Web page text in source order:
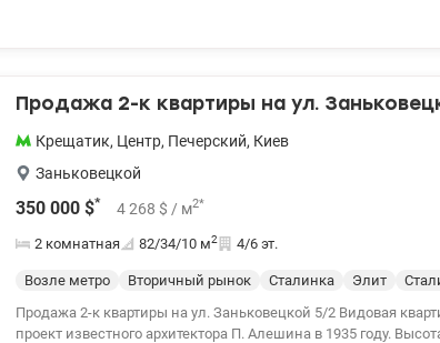
Продажа 2-к квартиры на ул.
Крещатик, Центр, Печерский, Киев
Заньковецкой
350 000 $* 4 268 $ / м2*
2 комнатная 82/34/10 м2 4/6 эт.
Возле метро Вторичный рынок Сталинка Элит
Продажа 2-к квартиры на ул. Заньковецкой 5/2 Видовая квартира в
проект известного архитектора П. Алешина в 1935 году.